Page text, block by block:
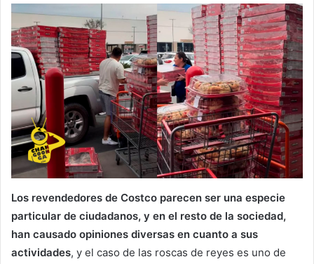
Los revendedores de Costco parecen ser una especie
particular de ciudadanos, y en el resto de la sociedad,
han causado opiniones diversas en cuanto a sus
actividades, y el caso de las roscas de reyes es uno de